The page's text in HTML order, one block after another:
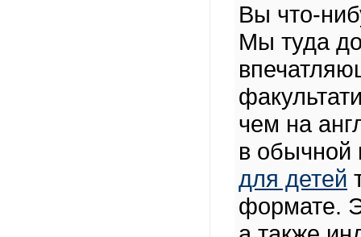
Вы что-
Мы туда
чем на
в
для детей
формате.